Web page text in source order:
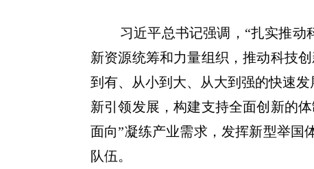
习近平总书记强调，“扎实推动
新资源统筹和力量组织，推动科技
到有、从小到大、从大到强的快速
新引领发展，构建支持全面创新的
面向”凝练产业需求，发挥新型举国
队伍。